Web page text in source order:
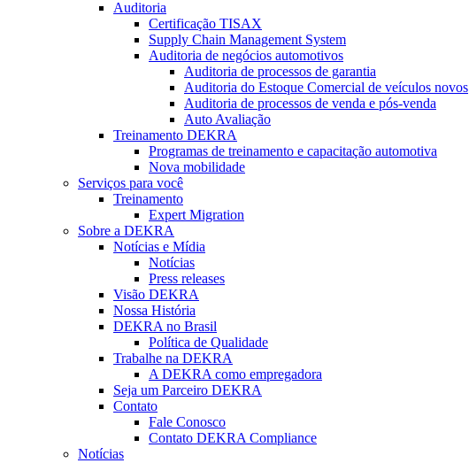
Auditoria
Certificação TISAX
Supply Chain Management System
Auditoria de negócios automotivos
Auditoria de processos de garantia
Auditoria do Estoque Comercial de veículos novos
Auditoria de processos de venda e pós-venda
Auto Avaliação
Treinamento DEKRA
Programas de treinamento e capacitação automotiva
Nova mobilidade
Serviços para você
Treinamento
Expert Migration
Sobre a DEKRA
Notícias e Mídia
Notícias
Press releases
Visão DEKRA
Nossa História
DEKRA no Brasil
Política de Qualidade
Trabalhe na DEKRA
A DEKRA como empregadora
Seja um Parceiro DEKRA
Contato
Fale Conosco
Contato DEKRA Compliance
Notícias